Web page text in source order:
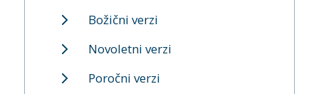
Božični verzi
Novoletni verzi
Poročni verzi